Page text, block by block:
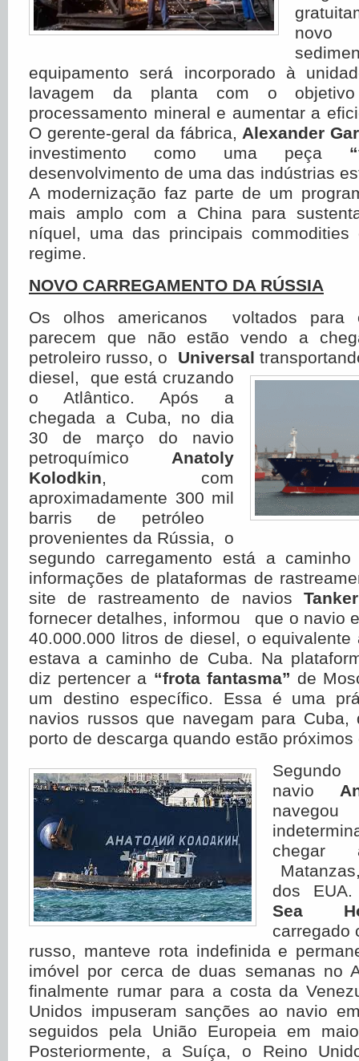
equipamento será incorporado à
lavagem da planta com o
processamento mineral e aumentar a
O gerente-geral da fábrica, Alexander
investimento como uma peça
desenvolvimento de uma das indústrias
A modernização faz parte de um
mais amplo com a China para
níquel, uma das principais commodities
regime.
NOVO CARREGAMENTO DA RÚSSIA
Os olhos americanos voltados para
parecem que não estão vendo a
petroleiro russo, o Universal
diesel, que está cruzando
o Atlântico. Após a
chegada a Cuba, no dia
30 de março do navio
petroquímico Anatoly
Kolodkin, com
aproximadamente 300 mil
barris de petróleo
provenientes da Rússia, o
segundo carregamento está a
informações de plataformas de
site de rastreamento de navios
fornecer detalhes, informou que o navio
40.000.000 litros de diesel, o
estava a caminho de Cuba. Na
diz pertencer a “frota fantasma” de
um destino específico. Essa é uma
navios russos que navegam para
porto de descarga quando estão próximos
navio
dos EUA.
Sea
carregado
russo, manteve rota indefinida e
imóvel por cerca de duas semanas no
finalmente rumar para a costa da
Unidos impuseram sanções ao navio
seguidos pela União Europeia em
Posteriormente, a Suíça, o Reino